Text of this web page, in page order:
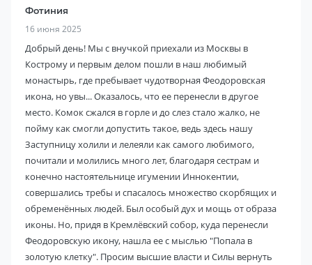
Фотиния
16 июня 2025
Добрый день! Мы с внучкой приехали из Москвы в
Кострому и первым делом пошли в наш любимый
монастырь, где пребывает чудотворная Феодоровская
икона, но увы... Оказалось, что ее перенесли в другое
место. Комок сжался в горле и до слез стало жалко, не
пойму как смогли допустить такое, ведь здесь нашу
Заступницу холили и лелеяли как самого любимого,
почитали и молились много лет, благодаря сестрам и
конечно настоятельнице игумении Иннокентии,
совершались требы и спасалось множество скорбящих и
обременённых людей. Был особый дух и мощь от образа
иконы. Но, придя в Кремлёвский собор, куда перенесли
Феодоровскую икону, нашла ее с мыслью "Попала в
золотую клетку". Просим высшие власти и Силы вернуть